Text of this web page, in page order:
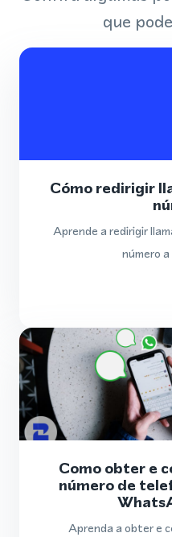
que
Cómo redirigir
Aprende a redirigir
número
Como obter e
número de
Aprenda a obter e